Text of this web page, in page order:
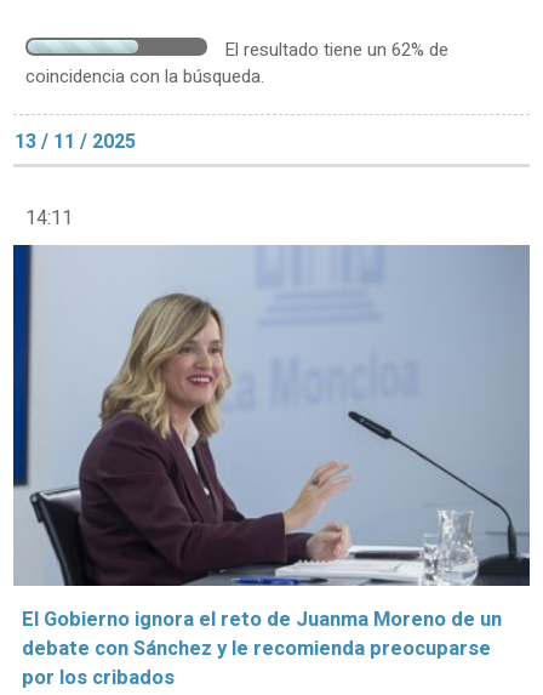
El resultado tiene un 62% de
coincidencia con la búsqueda.
13 / 11 / 2025
14:11
El Gobierno ignora el reto de Juanma Moreno de un
debate con Sánchez y le recomienda preocuparse
por los cribados